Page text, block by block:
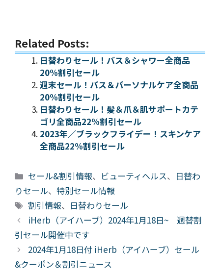
Related Posts:
日替わりセール！バス＆シャワー全商品
20%割引セール
週末セール！バス＆パーソナルケア全商品
20%割引セール
日替わりセール！髪＆爪＆肌サポートカテ
ゴリ全商品22%割引セール
2023年／ブラックフライデー！スキンケア
全商品22%割引セール
カ
テ
ゴ
リ
ー
セール&割引情報、 ビューティヘルス、 日替わ
りセール、 特別セール情報
タ
グ
割引情報、 日替わりセール
iHerb（アイハーブ）2024年1月18日~ 週替割
引セール開催中です
2024年1月18日付 iHerb（アイハーブ）セール
&クーポン＆割引ニュース